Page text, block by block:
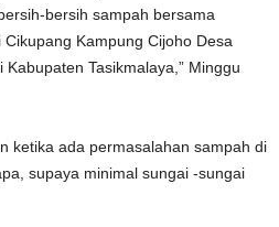
bersih sampah bersama
Kampung Cijoho Desa
Tasikmalaya,” Minggu
ketika ada permasalahan sampah di
supaya minimal sungai -sungai